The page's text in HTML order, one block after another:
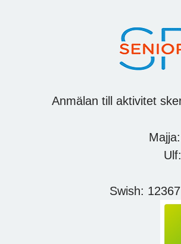
Anmälan till aktivitet
Swish: